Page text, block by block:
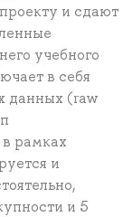
и сдают
учебного
в себя
данных (raw
рамках
и
и 5